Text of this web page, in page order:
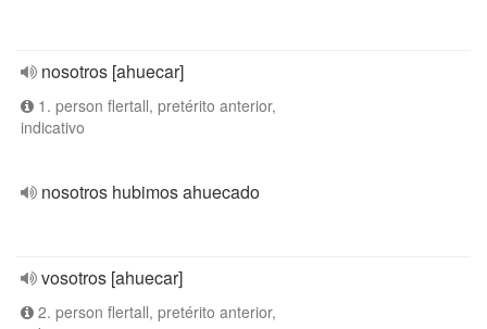
nosotros [ahuecar]
1. person flertall, pretérito anterior,
indicativo
nosotros hubimos ahuecado
vosotros [ahuecar]
2. person flertall, pretérito anterior,